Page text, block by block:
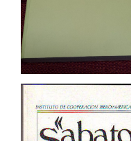
Infantil y juvenil
Infantil y juvenil. Nuevo!!
Infantil y juvenil. Nuevo!!!
Informática
Literatura fantástica